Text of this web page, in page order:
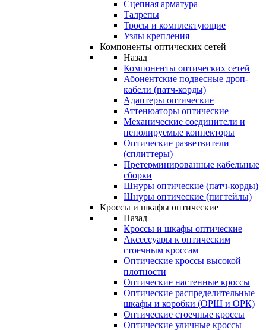
Сцепная арматура
Талрепы
Тросы и комплектующие
Узлы крепления
Компоненты оптических сетей
Назад
Компоненты оптических сетей
Абонентские подвесные дроп-
кабели (патч-корды)
Адаптеры оптические
Аттенюаторы оптические
Механические соединители и
неполируемые коннекторы
Оптические разветвители
(сплиттеры)
Претерминированные кабельные
сборки
Шнуры оптические (патч-корды)
Шнуры оптические (пигтейлы)
Кроссы и шкафы оптические
Назад
Кроссы и шкафы оптические
Аксессуары к оптическим
стоечным кроссам
Оптические кроссы высокой
плотности
Оптические настенные кроссы
Оптические распределительные
шкафы и коробки (ОРШ и ОРК)
Оптические стоечные кроссы
Оптические уличные кроссы